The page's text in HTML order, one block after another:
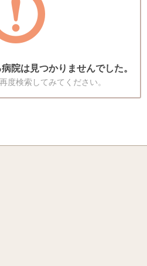
院は見つかりませんでした。
度検索してみてください。